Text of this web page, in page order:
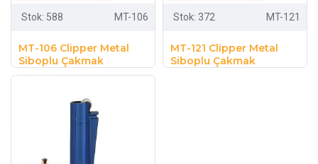
Stok: 588 MT-106
MT-106 Clipper Metal
Siboplu Çakmak
Stok: 372 MT-121
MT-121 Clipper Metal
Siboplu Çakmak